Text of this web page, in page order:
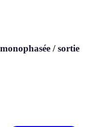
/ sortie